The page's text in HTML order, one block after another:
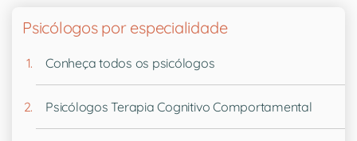
Psicólogos por especialidade
Conheça todos os psicólogos
Psicólogos Terapia Cognitivo Comportamental